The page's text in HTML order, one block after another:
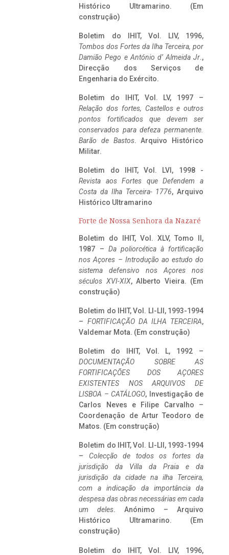
Histórico Ultramarino. (Em
construção)
Boletim do IHIT, Vol. LIV, 1996,
Tombos dos Fortes da Ilha Terceira, por
Damião Pego e António d’ Almeida Jr.,
Direcção dos Serviços de
Engenharia do Exército.
Boletim do IHIT, Vol. LV, 1997 –
Relação dos fortes, Castellos e outros
pontos fortificados que devem ser
conservados para defeza permanente.
Barão de Bastos. Arquivo Histórico
Militar.
Boletim do IHIT, Vol. LVI, 1998 -
Revista aos Fortes que Defendem a
Costa da Ilha Terceira- 1776, Arquivo
Histórico Ultramarino
Forte de Nossa Senhora da Nazaré
Boletim do IHIT, Vol. XLV, Tomo II,
1987 – Da poliorcética à fortificação
nos Açores – Introdução ao estudo do
sistema defensivo nos Açores nos
séculos XVI-XIX, Alberto Vieira. (Em
construção)
Boletim do IHIT, Vol. LI-LII, 1993-1994
– FORTIFICAÇÃO DA ILHA TERCEIRA,
Valdemar Mota. (Em construção)
Boletim do IHIT, Vol. L, 1992 –
DOCUMENTAÇÃO SOBRE AS
FORTIFICAÇÕES DOS AÇORES
EXISTENTES NOS ARQUIVOS DE
LISBOA – CATÁLOGO, Investigação de
Carlos Neves e Filipe Carvalho –
Coordenação de Artur Teodoro de
Matos. (Em construção)
Boletim do IHIT, Vol. LI-LII, 1993-1994
– Colecção de todos os fortes da
jurisdição da Villa da Praia e da
jurisdição da cidade na ilha Terceira,
com a indicação da importância da
despesa das obras necessárias em cada
um deles. Anónimo – Arquivo
Histórico Ultramarino. (Em
construção)
Boletim do IHIT, Vol. LIV, 1996,